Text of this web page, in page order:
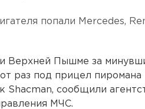
попали Mercedes,
Верхней Пышме за
раз под прицел пиромана
Shacman, сообщили
МЧС.